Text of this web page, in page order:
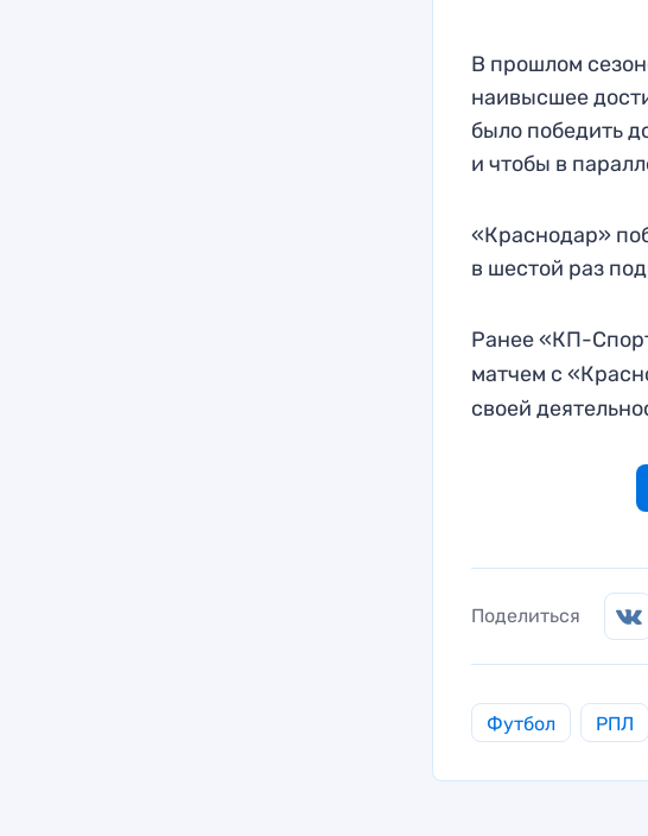
В прошлом
наивысшее
было победить
и чтобы в
«Краснодар»
в шестой раз
Ранее «КП-
матчем с
своей
Поделиться
Футбол РПЛ